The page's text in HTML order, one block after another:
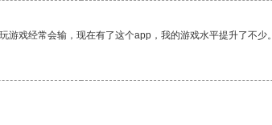
戏经常会输，现在有了这个app，我的游戏水平提升了不少。